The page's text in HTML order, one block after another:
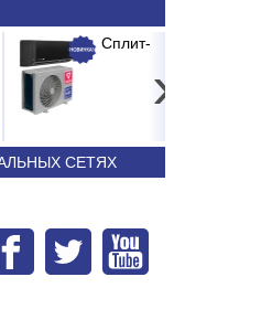
E1 BURGOS BLACK
›
СЕТЯХ